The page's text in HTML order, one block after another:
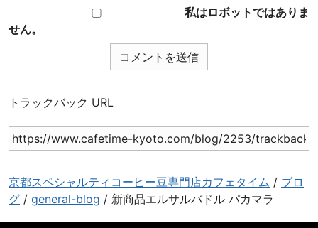
私はロボットではありま
せん。
トラックバック URL
京都スペシャルティコーヒー豆専門店カフェタイム / ブロ
グ / general-blog / 新商品エルサルバドル パカマラ